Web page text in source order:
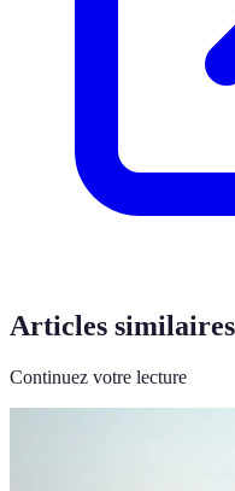
Articles similaires
Continuez votre lecture